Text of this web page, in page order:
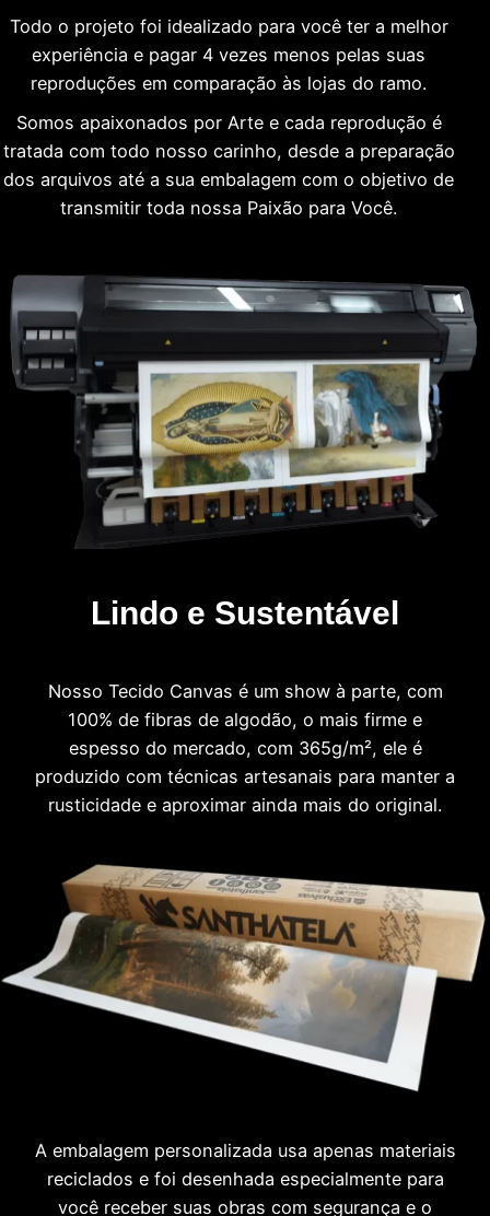
Todo o projeto foi idealizado para você ter a melhor
experiência e pagar 4 vezes menos pelas suas
reproduções em comparação às lojas do ramo.
Somos apaixonados por Arte e cada reprodução é
tratada com todo nosso carinho, desde a preparação
dos arquivos até a sua embalagem com o objetivo de
transmitir toda nossa Paixão para Você.
Lindo e Sustentável
Nosso Tecido Canvas é um show à parte, com
100% de fibras de algodão, o mais firme e
espesso do mercado, com 365g/m², ele é
produzido com técnicas artesanais para manter a
rusticidade e aproximar ainda mais do original.
A embalagem personalizada usa apenas materiais
reciclados e foi desenhada especialmente para
você receber suas obras com segurança e o